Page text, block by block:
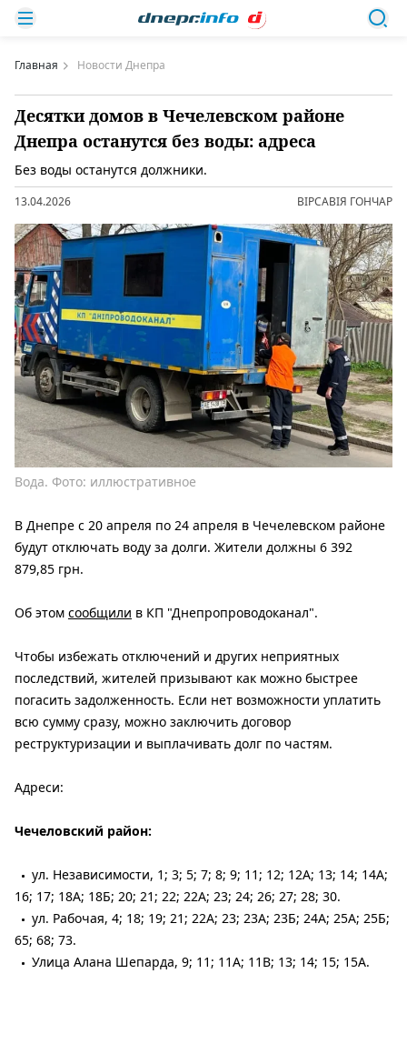
Главная Новости Днепра
Десятки домов в Чечелевском районе
Днепра останутся без воды: адреса
Без воды останутся должники.
13.04.2026 ВІРСАВІЯ ГОНЧАР
Вода. Фото: иллюстративное
В Днепре с 20 апреля по 24 апреля в Чечелевском районе
будут отключать воду за долги. Жители должны 6 392
879,85 грн.
Об этом сообщили в КП "Днепропроводоканал".
Чтобы избежать отключений и других неприятных
последствий, жителей призывают как можно быстрее
погасить задолженность. Если нет возможности уплатить
всю сумму сразу, можно заключить договор
реструктуризации и выплачивать долг по частям.
Адреси:
Чечеловский район:
ул. Независимости, 1; 3; 5; 7; 8; 9; 11; 12; 12А; 13; 14; 14А;
16; 17; 18А; 18Б; 20; 21; 22; 22А; 23; 24; 26; 27; 28; 30.
ул. Рабочая, 4; 18; 19; 21; 22А; 23; 23А; 23Б; 24А; 25А; 25Б;
65; 68; 73.
Улица Алана Шепарда, 9; 11; 11A; 11B; 13; 14; 15; 15A.